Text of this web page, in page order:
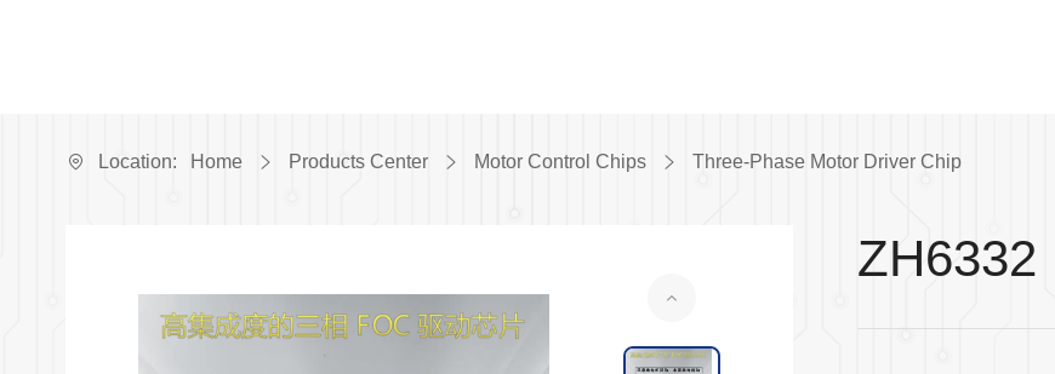
Location: Home Products Center Motor Control Chips Three-Phase Motor Driver Chip
ZH6332